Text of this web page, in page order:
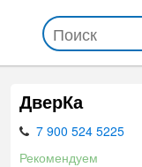
ДверКа
7 900 524 5225
Рекомендуем